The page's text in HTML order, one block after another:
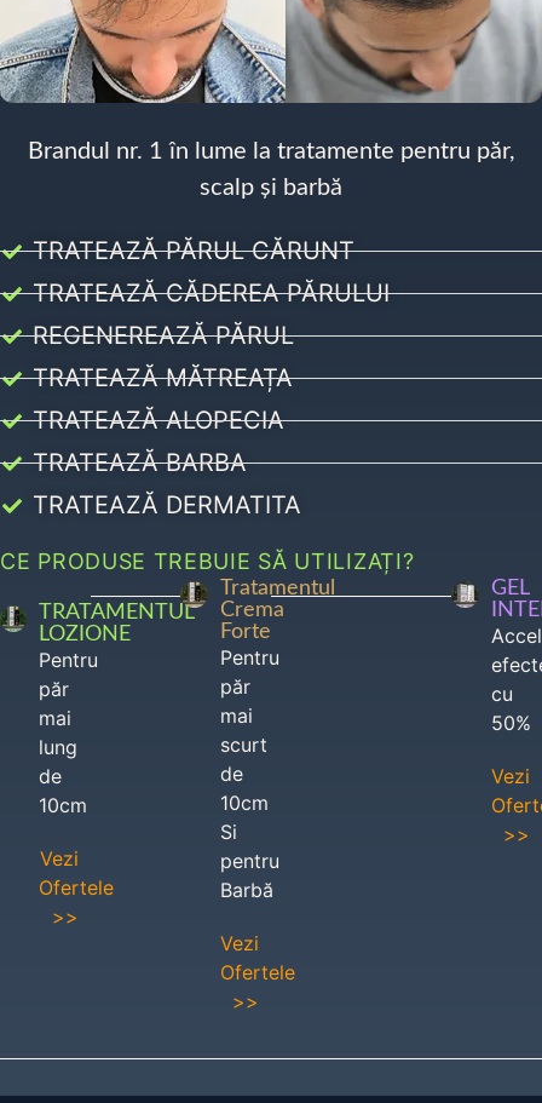
Brandul nr. 1 în lume la tratamente pentru păr,
scalp și barbă
TRATEAZĂ PĂRUL CĂRUNT
TRATEAZĂ CĂDEREA PĂRULUI
REGENEREAZĂ PĂRUL
TRATEAZĂ MĂTREAȚA
TRATEAZĂ ALOPECIA
TRATEAZĂ BARBA
TRATEAZĂ DERMATITA
CE PRODUSE TREBUIE SĂ UTILIZAȚI?
TRATAMENTUL
LOZIONE
Pentru
păr
mai
lung
de
10cm
Vezi
Ofertele
>>
Tratamentul
Crema
Forte
Pentru
păr
mai
scurt
de
10cm
Si
pentru
Barbă
Vezi
Ofertele
>>
GEL
cu
50%
Vezi
>>